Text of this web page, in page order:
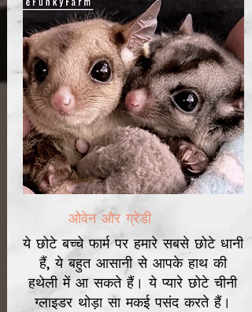
ओवेन और ग्रेडी
ये छोटे बच्चे फार्म पर हमारे सबसे छोटे धानी
हैं, ये बहुत आसानी से आपके हाथ की
हथेली में आ सकते हैं। ये प्यारे छोटे चीनी
ग्लाइडर थोड़ा सा मकई पसंद करते हैं।